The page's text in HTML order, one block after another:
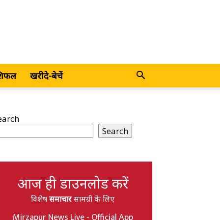
खरीदे-बेचें
Search
आज ही डाउनलोड करें
विशेषसमाचारसामग्री के लिए